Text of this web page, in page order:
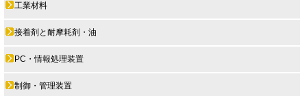
工業材料
接着剤と耐摩耗剤・油
PC・情報処理装置
制御・管理装置